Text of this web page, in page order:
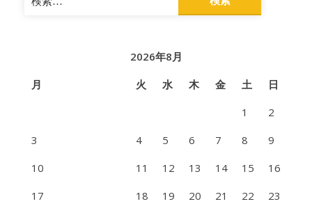
索:
2026年8月
月
火 水 木 金 土
日
1
2
3
4 5 6 7 8
9
10
11 12 13 14 15
16
17
18 19 20 21 22
23